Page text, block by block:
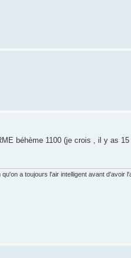
béhème 1100 (je crois , il y as
a toujours l'air intelligent avant d'avoir